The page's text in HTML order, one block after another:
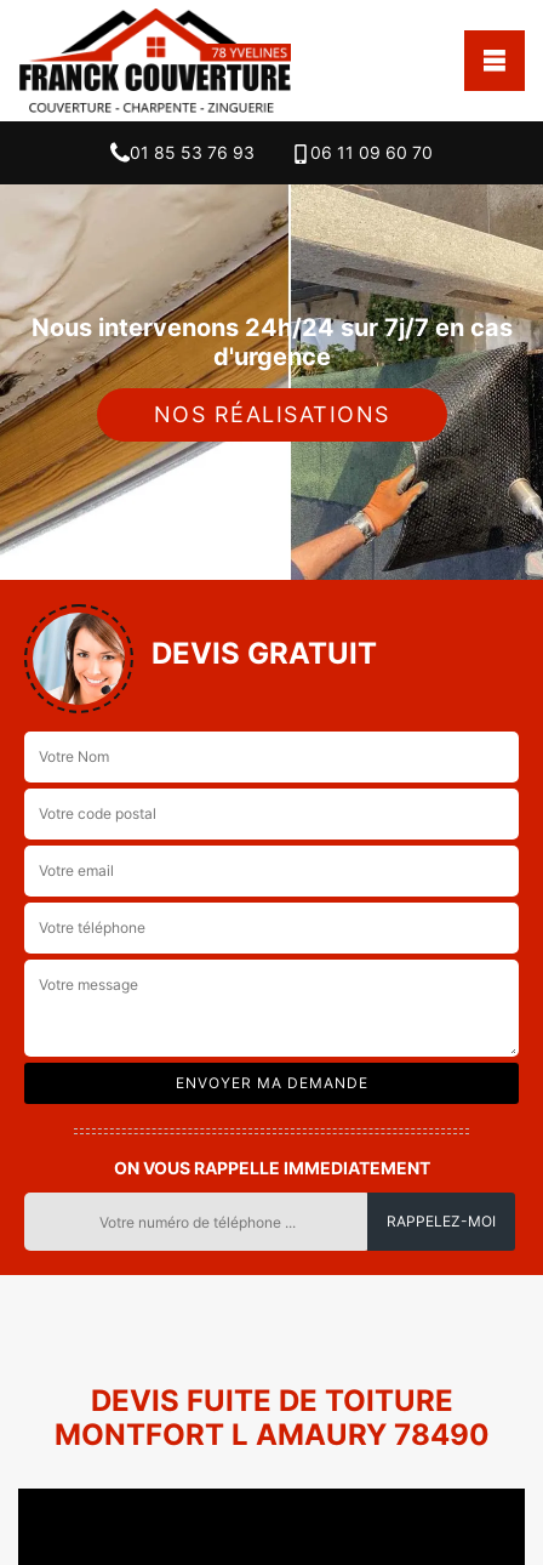
01 85 53 76 93 06 11 09 60 70
Nous intervenons 24h/24 sur 7j/7 en cas
d'urgence
NOS RÉALISATIONS
DEVIS GRATUIT
ON VOUS RAPPELLE IMMEDIATEMENT
DEVIS FUITE DE TOITURE
MONTFORT L AMAURY 78490